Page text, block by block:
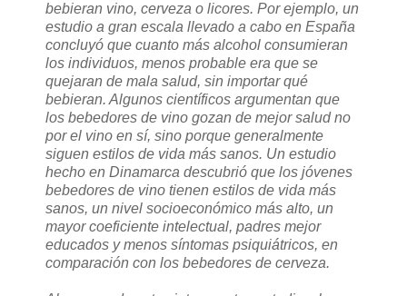
bebieran vino, cerveza o licores. Por ejemplo, un
estudio a gran escala llevado a cabo en España
concluyó que cuanto más alcohol consumieran
los individuos, menos probable era que se
quejaran de mala salud, sin importar qué
bebieran. Algunos científicos argumentan que
los bebedores de vino gozan de mejor salud no
por el vino en sí, sino porque generalmente
siguen estilos de vida más sanos. Un estudio
hecho en Dinamarca descubrió que los jóvenes
bebedores de vino tienen estilos de vida más
sanos, un nivel socioeconómico más alto, un
mayor coeficiente intelectual, padres mejor
educados y menos síntomas psiquiátricos, en
comparación con los bebedores de cerveza.